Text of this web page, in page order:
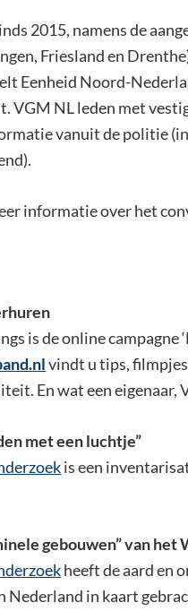
2015, namens de
Friesland en
Eenheid Noord-
VGM NL leden met
vanuit de politie
informatie over het
is de online campagne
vindt u tips,
En wat een eigenaar,
met een luchtje”
is een
gebouwen” van het
heeft de aard en
in kaart